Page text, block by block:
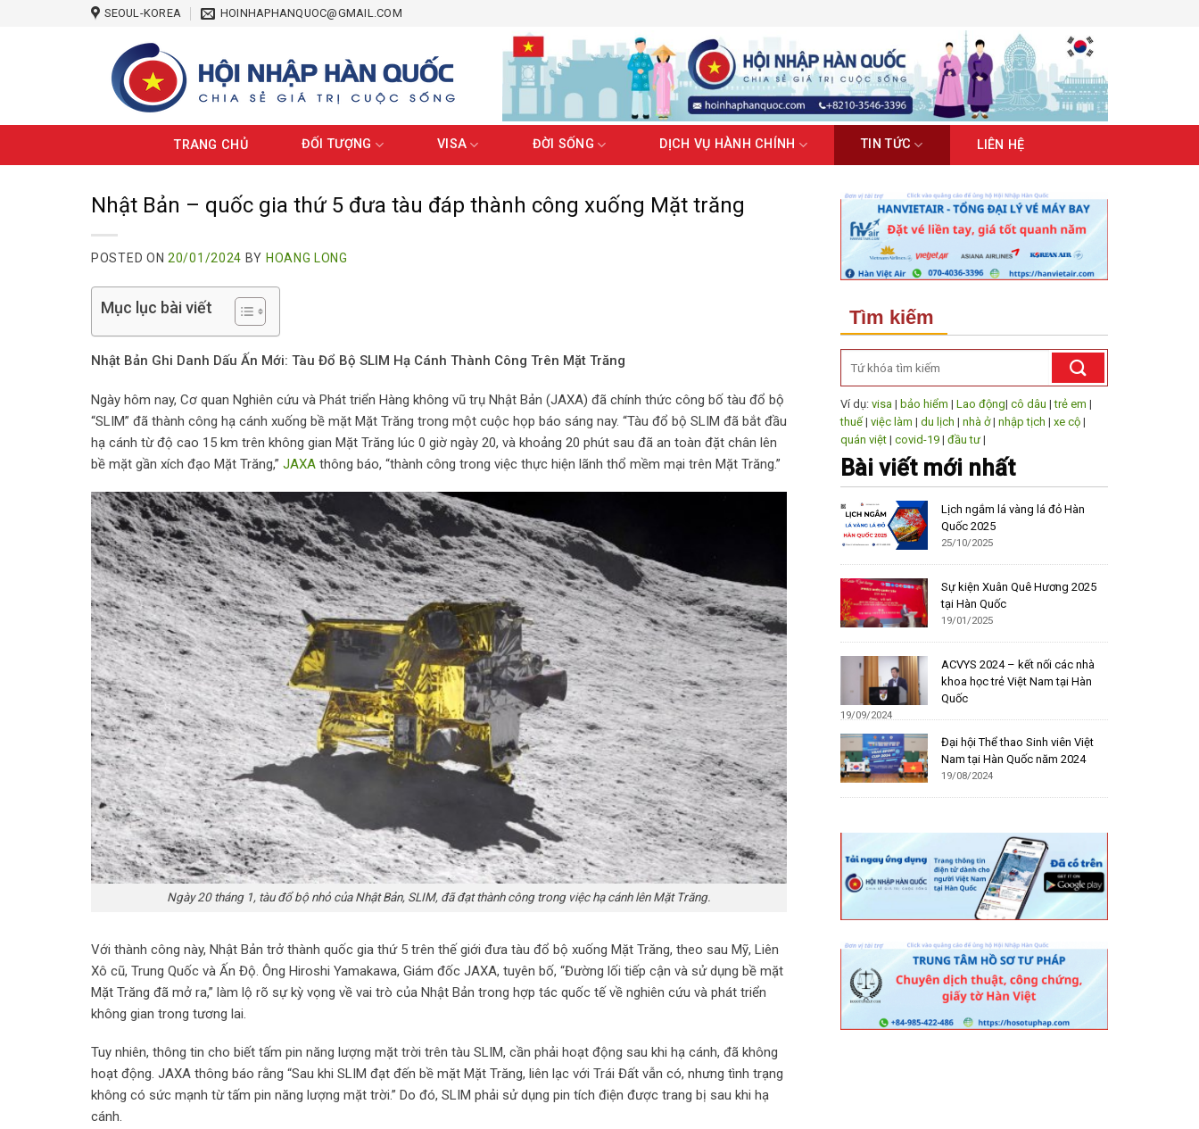
SEOUL-KOREA HOINHAPHANQUOC@GMAIL.COM
TRANG CHỦ ĐỐI TƯỢNG VISA ĐỜI SỐNG DỊCH VỤ HÀNH CHÍNH TIN TỨC LIÊN HỆ
Nhật Bản – quốc gia thứ 5 đưa tàu đáp thành công xuống Mặt trăng
POSTED ON 20/01/2024 BY HOANG LONG
Mục lục bài viết
Nhật Bản Ghi Danh Dấu Ấn Mới: Tàu Đổ Bộ SLIM Hạ Cánh Thành Công Trên Mặt Trăng
Ngày hôm nay, Cơ quan Nghiên cứu và Phát triển Hàng không vũ trụ Nhật Bản (JAXA) đã chính thức công bố tàu đổ bộ
“SLIM” đã thành công hạ cánh xuống bề mặt Mặt Trăng trong một cuộc họp báo sáng nay. “Tàu đổ bộ SLIM đã bắt đầu
hạ cánh từ độ cao 15 km trên không gian Mặt Trăng lúc 0 giờ ngày 20, và khoảng 20 phút sau đã an toàn đặt chân lên
bề mặt gần xích đạo Mặt Trăng,” JAXA thông báo, “thành công trong việc thực hiện lãnh thổ mềm mại trên Mặt Trăng.”
Ngày 20 tháng 1, tàu đổ bộ nhỏ của Nhật Bản, SLIM, đã đạt thành công trong việc hạ cánh lên Mặt Trăng.
Với thành công này, Nhật Bản trở thành quốc gia thứ 5 trên thế giới đưa tàu đổ bộ xuống Mặt Trăng, theo sau Mỹ, Liên
Xô cũ, Trung Quốc và Ấn Độ. Ông Hiroshi Yamakawa, Giám đốc JAXA, tuyên bố, “Đường lối tiếp cận và sử dụng bề mặt
Mặt Trăng đã mở ra,” làm lộ rõ sự kỳ vọng về vai trò của Nhật Bản trong hợp tác quốc tế về nghiên cứu và phát triển
không gian trong tương lai.
Tuy nhiên, thông tin cho biết tấm pin năng lượng mặt trời trên tàu SLIM, cần phải hoạt động sau khi hạ cánh, đã không
hoạt động. JAXA thông báo rằng “Sau khi SLIM đạt đến bề mặt Mặt Trăng, liên lạc với Trái Đất vẫn có, nhưng tình trạng
không có sức mạnh từ tấm pin năng lượng mặt trời.” Do đó, SLIM phải sử dụng pin tích điện được trang bị sau khi hạ
cánh.
Tìm kiếm
Ví dụ: visa | bảo hiểm | Lao động| cô dâu |trẻ em |
thuế| việc làm | du lịch | nhà ở| nhập tịch | xe cộ |
quán việt | covid-19 | đầu tư |
Bài viết mới nhất
Lịch ngắm lá vàng lá đỏ Hàn
Quốc 2025
25/10/2025
Sự kiện Xuân Quê Hương 2025
tại Hàn Quốc
19/01/2025
ACVYS 2024 – kết nối các nhà
khoa học trẻ Việt Nam tại Hàn
Quốc
19/09/2024
Đại hội Thể thao Sinh viên Việt
Nam tại Hàn Quốc năm 2024
19/08/2024